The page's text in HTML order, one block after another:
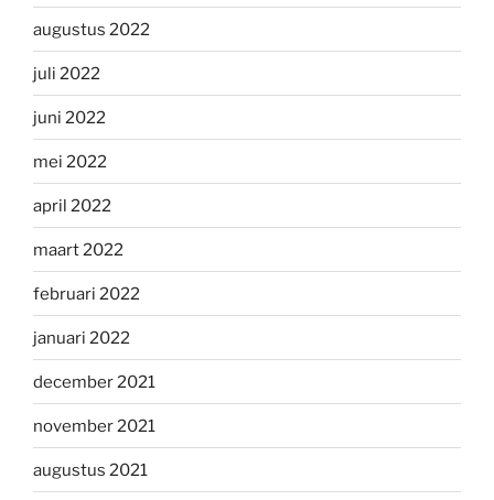
augustus 2022
juli 2022
juni 2022
mei 2022
april 2022
maart 2022
februari 2022
januari 2022
december 2021
november 2021
augustus 2021